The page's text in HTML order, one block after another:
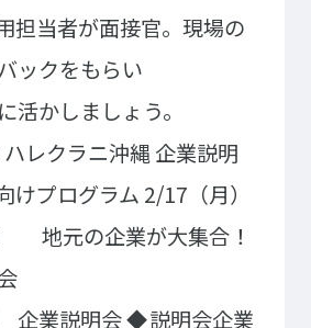
ご案内
担当者が面接官。現場の
ックをもらい
活かしましょう。
レクラニ沖縄 企業説明
プログラム 2/17（月）
地元の企業が大集合！
企業説明会◆ 説明会企業